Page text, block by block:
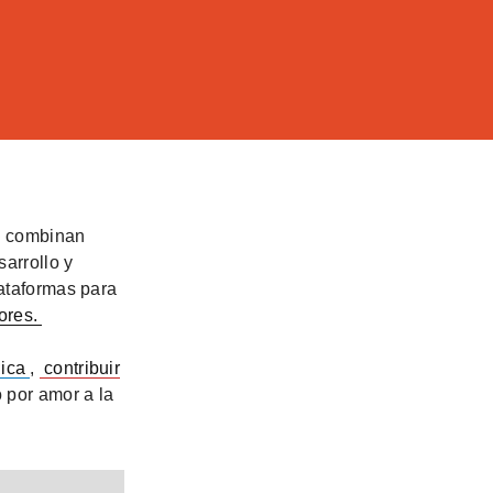
y
para
, contribuir
por amor a la